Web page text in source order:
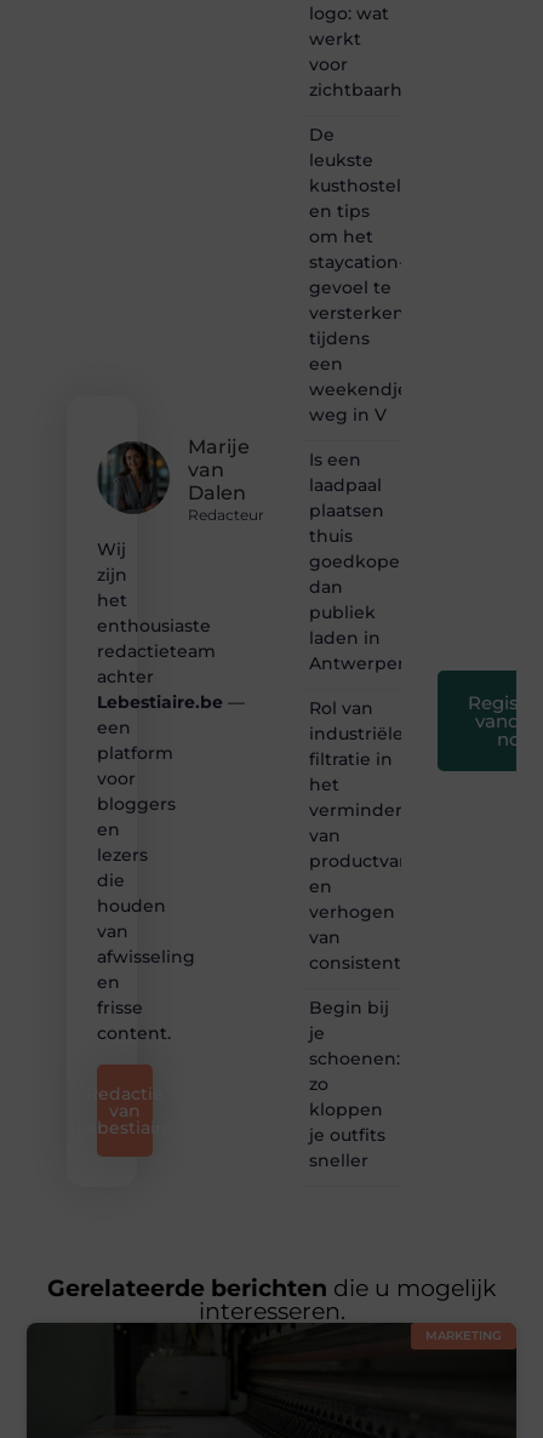
Marije
van
Dalen
Redacteur
Wij
zijn
het
enthousiaste
redactieteam
achter
Lebestiaire.be —
een
platform
voor
bloggers
en
lezers
die
houden
van
afwisseling
en
frisse
content.
Redactie
van
Lebestiaire
logo: wat
werkt
voor
zichtbaarheid
De
leukste
kusthostels
en tips
om het
staycation-
gevoel te
versterken
tijdens
een
weekendje
weg in V
Is een
laadpaal
plaatsen
thuis
goedkoper
dan
publiek
laden in
Antwerpen?
Rol van
industriële
filtratie in
het
verminderen
van
productvariatie
en
verhogen
van
consistentie
Begin bij
je
schoenen:
zo
kloppen
je outfits
sneller
nog
Gerelateerde berichten die u mogelijk
interesseren.
MARKETING